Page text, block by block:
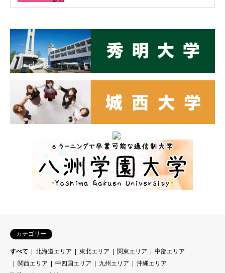
カテゴリー
すべて 北海道エリア 東北エリア 関東エリア
中部エリア
関西エリア
中四国エリア 九州エリア
沖縄エリア